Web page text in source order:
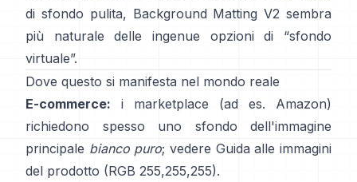
di sfondo pulita, Background Matting V2 sembra
più naturale delle ingenue opzioni di “sfondo
virtuale”.
Dove questo si manifesta nel mondo reale
E-commerce: i marketplace (ad es. Amazon)
richiedono spesso uno sfondo dell'immagine
principale bianco puro; vedere Guida alle immagini
del prodotto (RGB 255,255,255).